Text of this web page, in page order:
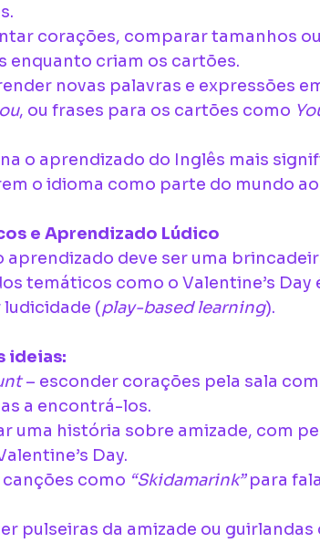
corações, comparar tamanhos
enquanto criam os cartões.
novas palavras e expressões
, ou frases para os cartões como
o aprendizado do Inglês mais
o idioma como parte do mundo ao
e Aprendizado Lúdico
aprendizado deve ser uma
temáticos como o Valentine’s Day
(play-based learning).
ideias:
– esconder corações pela sala
a encontrá-los.
uma história sobre amizade, com
Day.
canções como “Skidamarink” para
pulseiras da amizade ou guirlandas